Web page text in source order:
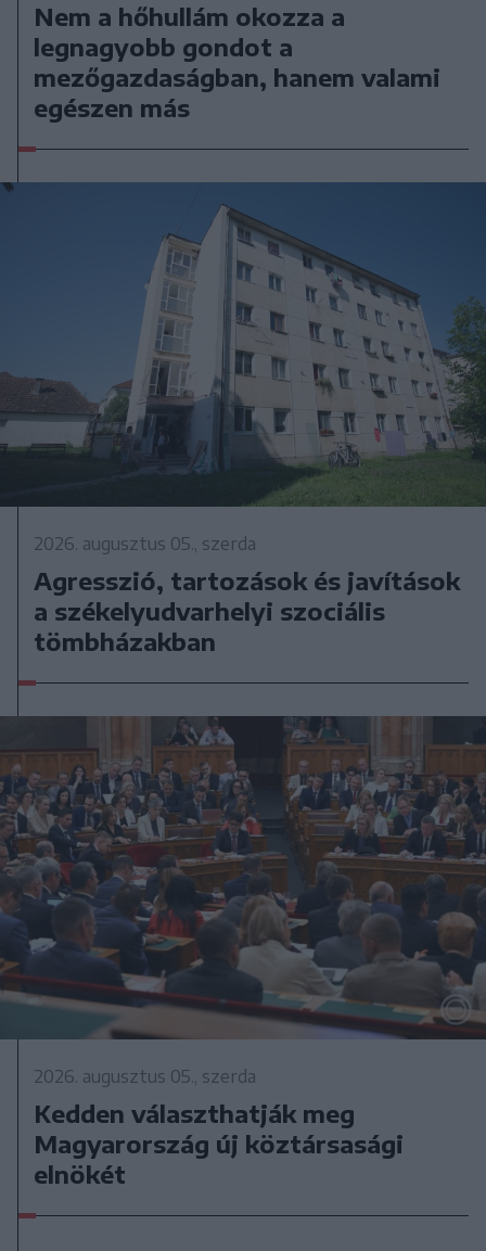
Nem a hőhullám okozza a
legnagyobb gondot a
mezőgazdaságban, hanem valami
egészen más
2026. augusztus 05., szerda
Agresszió, tartozások és javítások
a székelyudvarhelyi szociális
tömbházakban
2026. augusztus 05., szerda
Kedden választhatják meg
Magyarország új köztársasági
elnökét